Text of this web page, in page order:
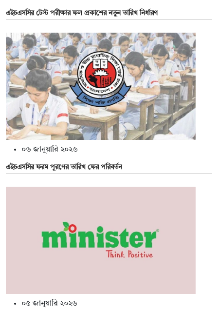
এইচএসসির টেস্ট পরীক্ষার ফল প্রকাশের নতুন তারিখ নির্ধারণ
০৬ জানুয়ারি ২০২৬
এইচএসসির ফরম পূরণের তারিখ ফের পরিবর্তন
০৫ জানুয়ারি ২০২৬